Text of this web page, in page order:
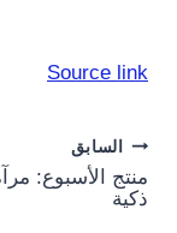
Source link
Post
navigation
السابق
منتج الأسبوع:
ذكية